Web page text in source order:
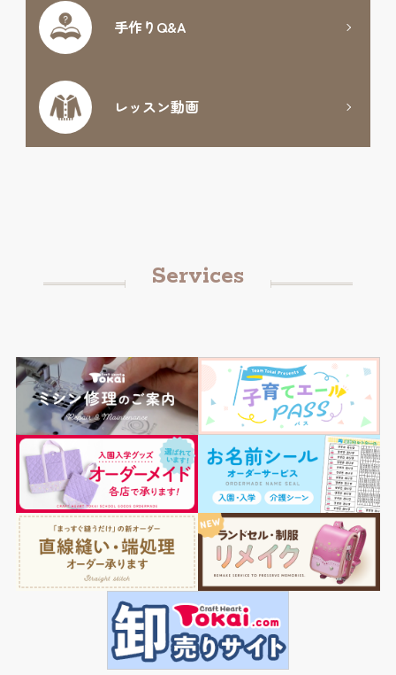
手作りQ&A
レッスン動画
Services